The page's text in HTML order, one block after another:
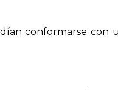
conformarse con